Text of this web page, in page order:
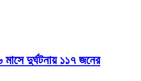
দুর্ঘটনায় ১১৭ জনের